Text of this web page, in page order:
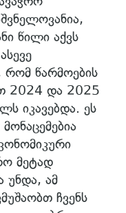
წილი აქვს
რომ წარმოების
2024 და 2025
იკავებდა. ეს
მეტად
უნდა, ამ
ჩვენს